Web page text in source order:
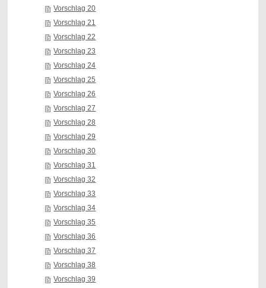
Vorschlag 20
Vorschlag 21
Vorschlag 22
Vorschlag 23
Vorschlag 24
Vorschlag 25
Vorschlag 26
Vorschlag 27
Vorschlag 28
Vorschlag 29
Vorschlag 30
Vorschlag 31
Vorschlag 32
Vorschlag 33
Vorschlag 34
Vorschlag 35
Vorschlag 36
Vorschlag 37
Vorschlag 38
Vorschlag 39